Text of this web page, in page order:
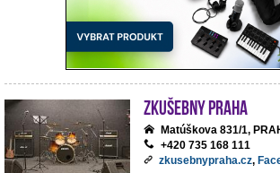
Zkušebny Praha
Matúškova 831/1,
+420 735 168 111
zkusebnypraha.cz,